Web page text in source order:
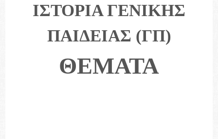
ΙΣΤΟΡΙΑ ΓΕΝΙΚΗΣ
ΠΑΙΔΕΙΑΣ (ΓΠ)
ΘΕΜΑΤΑ